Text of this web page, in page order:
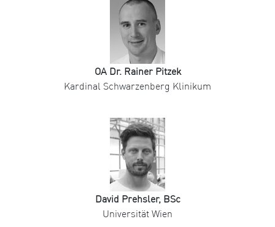
OA Dr. Rainer Pitzek
Kardinal Schwarzenberg Klinikum
David Prehsler, BSc
Universität Wien